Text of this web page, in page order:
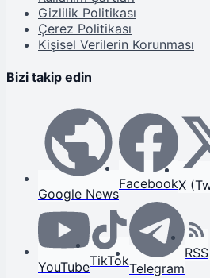
Gizlilik Politikası
Çerez Politikası
Kişisel Verilerin Korunması
Bizi takip edin
Google News
FacebookX
YouTubeTikTokTelegram
RSS